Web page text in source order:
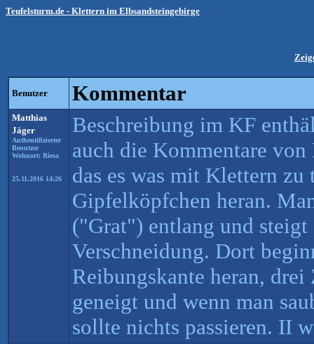
Teufelsturm.de - Klettern im Elbsandsteingebirge
Benutzer Kommentar
Matthias
Jäger
Authentifizierter
Benutzer
Wohnort: Riesa
25.11.2016 14:26
Beschreibung im KF
auch die Kommentare
das es was mit Klettern zu
Gipfelköpfchen heran.
("Grat") entlang und steigt
Verschneidung. Dort
Reibungskante heran, drei
geneigt und wenn man
sollte nichts passieren. II